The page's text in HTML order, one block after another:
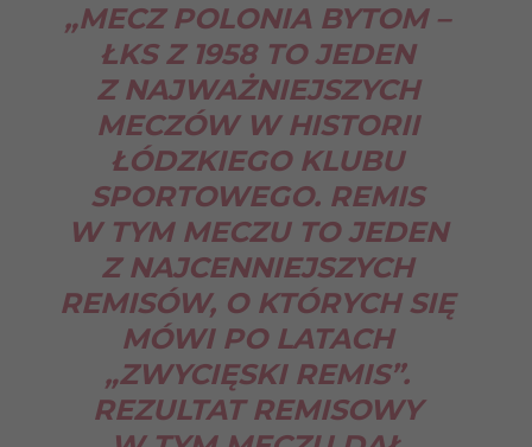
„MECZ POLONIA BYTOM –
ŁKS Z 1958 TO JEDEN
Z NAJWAŻNIEJSZYCH
MECZÓW W HISTORII
ŁÓDZKIEGO KLUBU
SPORTOWEGO. REMIS
W TYM MECZU TO JEDEN
Z NAJCENNIEJSZYCH
REMISÓW, O KTÓRYCH SIĘ
MÓWI PO LATACH
„ZWYCIĘSKI REMIS”.
REZULTAT REMISOWY